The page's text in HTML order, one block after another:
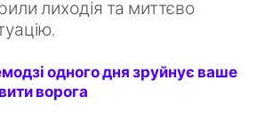
лиходія та миттєво
одного дня зруйнує ваше
ворога